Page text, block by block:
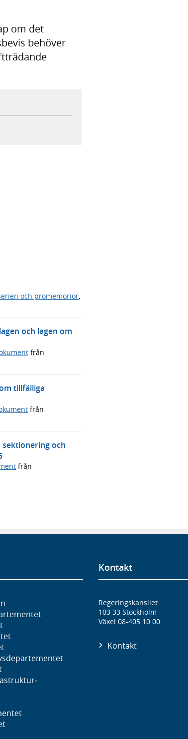
om det
behöver
och promemorior
och lagen om
från
tillfälliga
från
och
från
Kontakt
Regeringskansliet
103 33 Stockholm
Växel 08-405 10 00
Kontakt